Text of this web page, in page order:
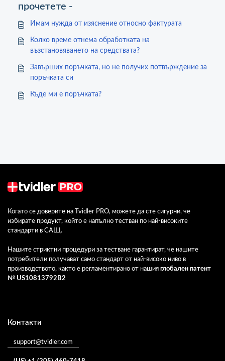
прочетете -
Имам нужда от изяснение относно фактурата
Колко време отнема обработката на
възстановяването на средствата?
Завърших поръчката, но не получих потвърждение за
поръчката си
Къде ми е поръчката?
Когато се доверите на Tvidler PRO, можете да сте сигурни, че
избирате продукт, който е напълно тестван по най-високите
стандарти в САЩ.
Нашите стриктни процедури за тестване гарантират, че нашите
потребители получават само стандарт от най-високо ниво в
производството, както е регламентирано от нашия глобален патент
№ US10813792B2
Контакти
support@tvidler.com